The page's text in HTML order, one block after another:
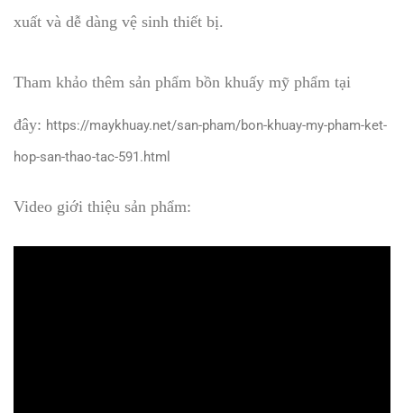
xuất và dễ dàng vệ sinh thiết bị.
Tham khảo thêm sản phẩm bồn khuấy mỹ phẩm tại
đây: https://maykhuay.net/san-pham/bon-khuay-my-pham-ket-
hop-san-thao-tac-591.html
Video giới thiệu sản phẩm: